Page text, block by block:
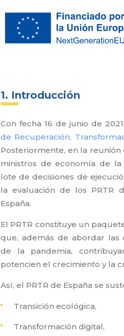
1. Introducción
Con fecha 16 de junio de
de Recuperación,
Posteriormente, en la reunión
ministros de economía de
lote de decisiones de
la evaluación de los PRTR
España.
El PRTR constituye un
que, además de abordar las
de la pandemia,
potencien el crecimiento y la
Así, el PRTR de España se
Transición ecológica,
Transformación digital,